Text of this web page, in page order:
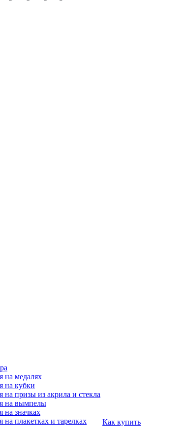
на медалях
на кубки
на призы из акрила и стекла
на вымпелы
на значках
на плакетках и тарелках
Как купить